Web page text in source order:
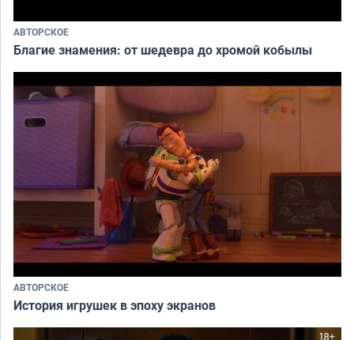
АВТОРСКОЕ
Благие знамения: от шедевра до хромой кобылы
АВТОРСКОЕ
История игрушек в эпоху экранов